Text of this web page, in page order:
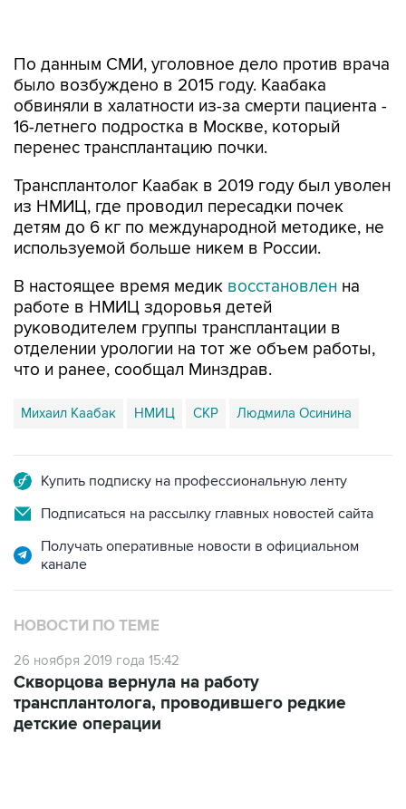
обвиняли в халатности из-за смерти пациента -
16-летнего подростка в Москве, который
перенес трансплантацию почки.
Трансплантолог Каабак в 2019 году был уволен
детям до 6 кг по международной методике, не
используемой больше никем в России.
В настоящее время медиквосстановлен
руководителем группы трансплантации в
отделении урологии на тот же объем работы,
что и ранее, сообщал Минздрав.
Михаил Каабак НМИЦ СКР Людмила Осинина
Подписаться на рассылку главных новостей сайта
Получать оперативные новости в официальном
НОВОСТИ ПО ТЕМЕ
26 ноября 2019 года 15:42
трансплантолога, проводившего редкие
детские операции